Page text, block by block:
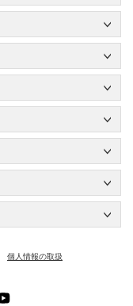
個人情報の取扱